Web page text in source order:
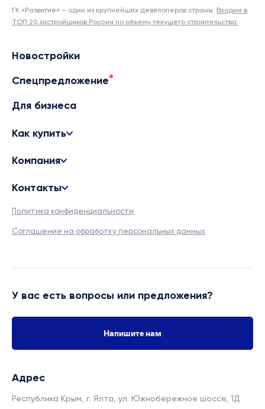
ГК «Развитие» – один из крупнейших девелоперов страны. Входим в
ТОП 20 застройщиков России по объему текущего строительства.
Новостройки
Спецпредложение
Для бизнеса
Как купить
Компания
Контакты
Политика конфиденциальности
Соглашение на обработку персональных данных
У вас есть вопросы или предложения?
Напишите нам
Адрес
Республика Крым, г. Ялта, ул. Южнобережное шоссе, 1Д